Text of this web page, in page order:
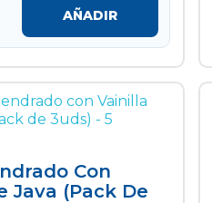
AÑADIR
Con
Java (pack De